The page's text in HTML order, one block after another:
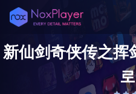
新仙剑奇侠传之挥